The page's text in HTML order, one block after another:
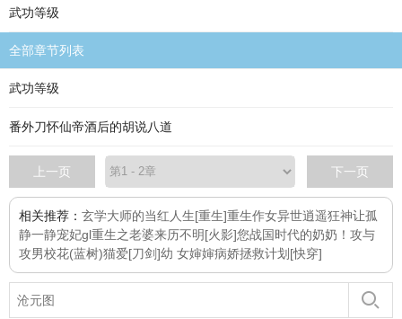
武功等级
全部章节列表
武功等级
番外刀怀仙帝酒后的胡说八道
上一页 下一页
相关推荐： 玄学大师的当红人生[重生]重生作女异世逍遥狂神让孤
静一静宠妃gl重生之老婆来历不明[火影]您战国时代的奶奶！ 攻与
攻男校花(蓝树)猫爱[刀剑]幼 女婶婶病娇拯救计划[快穿]